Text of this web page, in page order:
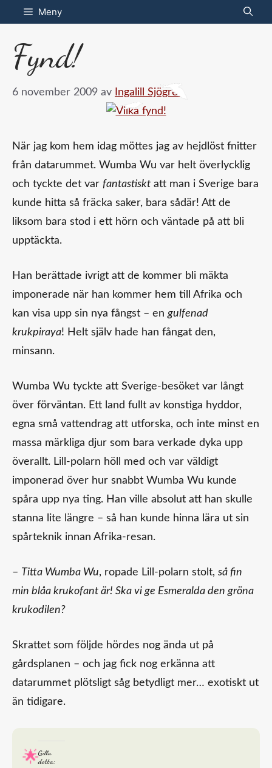
Hoppa
till
innehåll
Meny
Fynd!
6 november 2009 av Ingalill Sjögren
När jag kom hem idag möttes jag av hejdlöst fnitter
från datarummet. Wumba Wu var helt överlycklig
och tyckte det var fantastiskt att man i Sverige bara
kunde hitta så fräcka saker, bara sådär! Att de
liksom bara stod i ett hörn och väntade på att bli
upptäckta.
Han berättade ivrigt att de kommer bli mäkta
imponerade när han kommer hem till Afrika och
kan visa upp sin nya fångst – engulfenad
krukpiraya! Helt själv hade han fångat den,
minsann.
Wumba Wu tyckte att Sverige-besöket var långt
över förväntan. Ett land fullt av konstiga hyddor,
egna små vattendrag att utforska, och inte minst en
massa märkliga djur som bara verkade dyka upp
överallt. Lill-polarn höll med och var väldigt
imponerad över hur snabbt Wumba Wu kunde
spåra upp nya ting. Han ville absolut att han skulle
stanna lite längre – så han kunde hinna lära ut sin
spårteknik innan Afrika-resan.
– Titta Wumba Wu, ropade Lill-polarn stolt, så fin
min blåa krukofant är! Ska vi ge Esmeralda den gröna
krukodilen?
Skrattet som följde hördes nog ända ut på
gårdsplanen – och jag fick nog erkänna att
datarummet plötsligt såg betydligt mer… exotiskt ut
än tidigare.
Gilla
detta: